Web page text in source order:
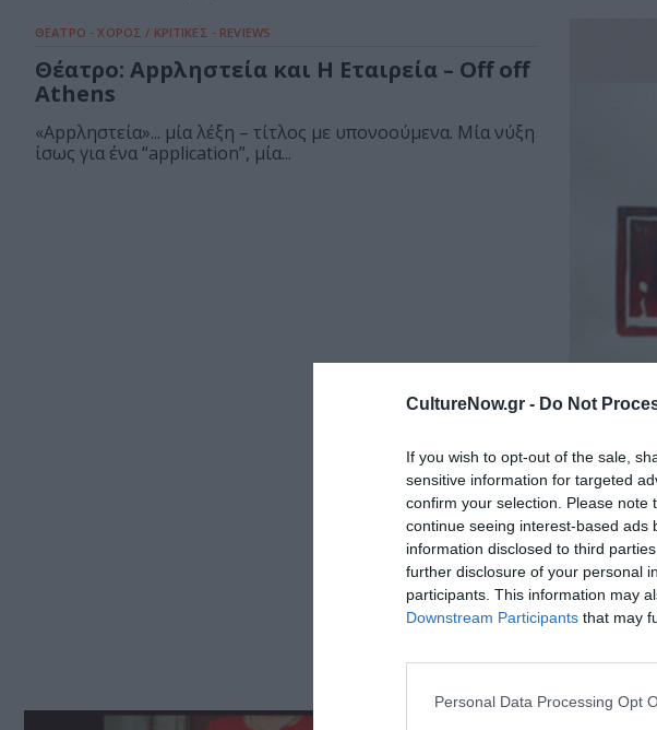
CultureNow.gr - Do Not
If you wish to opt-out of the sale,
sensitive information for targeted
confirm your selection. Please
continue seeing interest-based ads
information disclosed to third
further disclosure of your personal
participants. This information may
Downstream Participants that may
Personal Data Processing Opt
ΘΕΑΤΡΟ - ΧΟΡΟΣ / ΚΡΙΤΙΚΕΣ - REVIEWS
Θέατρο: Appληστεία και Η Εταιρεία – Off off
Athens
«Appληστεία»... μία λέξη – τίτλος με υπονοούμενα. Μία νύξη
ίσως για ένα “application”, μία...
ΘΕΑΤΡΟ -
Στις 14